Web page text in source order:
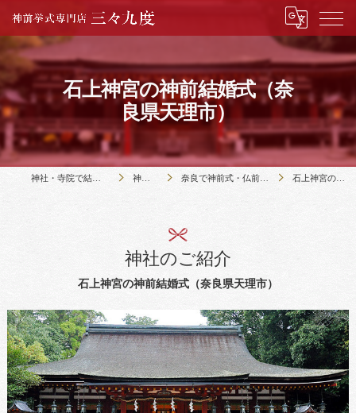
石上神宮の神前結婚式（奈
良県天理市）
神社・寺院で結婚式のことなら神前挙式専門店三々九度 神社・寺院の紹介 奈良で神前式・仏前式のできる15社寺の紹介｜三々九度・奈良 石上神宮の神前結婚式（奈良県天理市）
石上神宮の神前結婚式（奈良県天理市）
神社のご紹介